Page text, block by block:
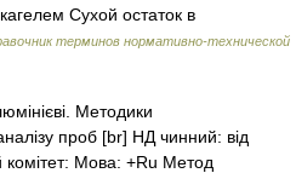
Сухой остаток в
терминов нормативно-технической
Методики
проб [br] НД чинний: від
комітет: Мова: +Ru Метод